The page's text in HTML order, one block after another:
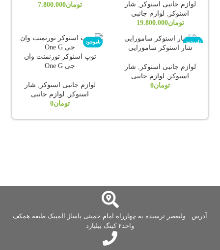
لوازم جانبی اسنوکر , شار
اسنوکر , لوازم جانبی
تومان19.800.000
تومان7.800.000
ناموجود
شار اسنوکر سامورایی
لوازم جانبی اسنوکر , شار
اسنوکر , لوازم جانبی
تومان0
ناموجود
توپ اسنوکر تورنمنت وان
جی One G
لوازم جانبی اسنوکر , شار
اسنوکر , لوازم جانبی
تومان0
آدرس : ولیعصر نرسیده به چهارراه امام خمینی پاساژ المپیک طبقه همکف
واحد۲ کینگ بیلیارد